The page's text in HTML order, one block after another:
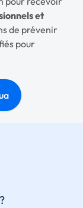
et
de prévenir
pour